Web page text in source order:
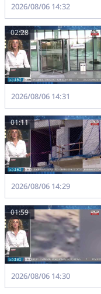
2026/08/06 14:32
02:28
2026/08/06 14:31
01:11
2026/08/06 14:29
01:59
2026/08/06 14:30